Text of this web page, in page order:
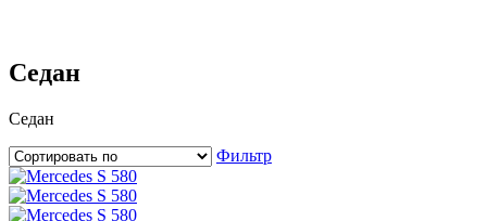
Седан
Седан
Фильтр